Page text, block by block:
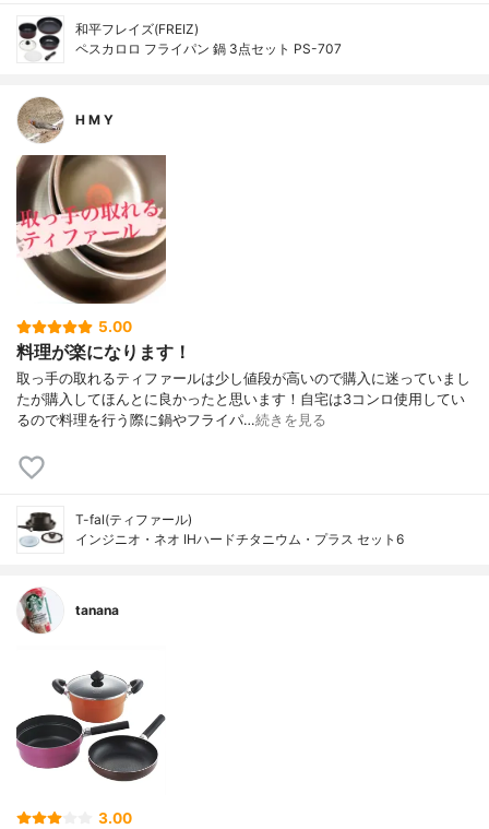
和平フレイズ(FREIZ)
ペスカロロ フライパン 鍋 3点セット PS-707
H M Y
5.00
料理が楽になります！
取っ手の取れるティファールは少し値段が高いので購入に迷っていまし
たが購入してほんとに良かったと思います！自宅は3コンロ使用してい
るので料理を行う際に鍋やフライパ…続きを見る
T-fal(ティファール)
インジニオ・ネオ IHハードチタニウム・プラス セット6
tanana
3.00